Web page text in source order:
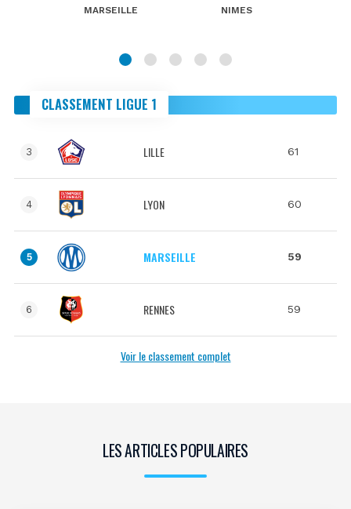
MARSEILLE NIMES
CLASSEMENT LIGUE 1
3 LILLE 61
4 LYON 60
5 MARSEILLE 59
6 RENNES 59
Voir le classement complet
LES ARTICLES POPULAIRES